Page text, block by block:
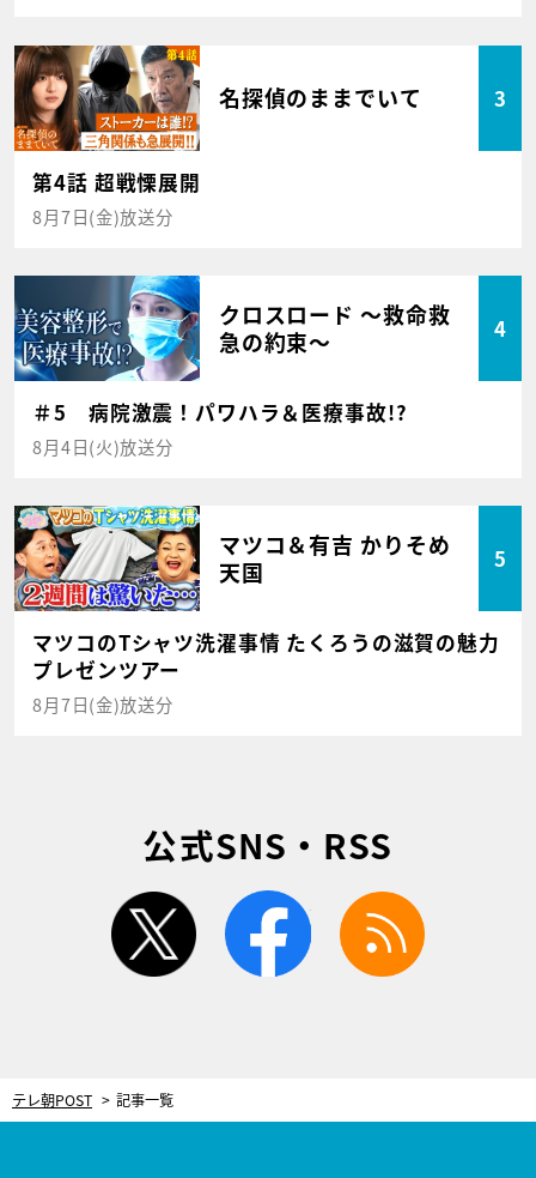
名探偵のままでいて 3
第4話 超戦慄展開
8月7日(金)放送分
クロスロード ～救命救
急の約束～
4
＃5 病院激震！パワハラ＆医療事故!?
8月4日(火)放送分
マツコ＆有吉 かりそめ
天国
5
マツコのTシャツ洗濯事情 たくろうの滋賀の魅力
プレゼンツアー
8月7日(金)放送分
公式SNS・RSS
twitter facebook
テレ朝POST 記事一覧